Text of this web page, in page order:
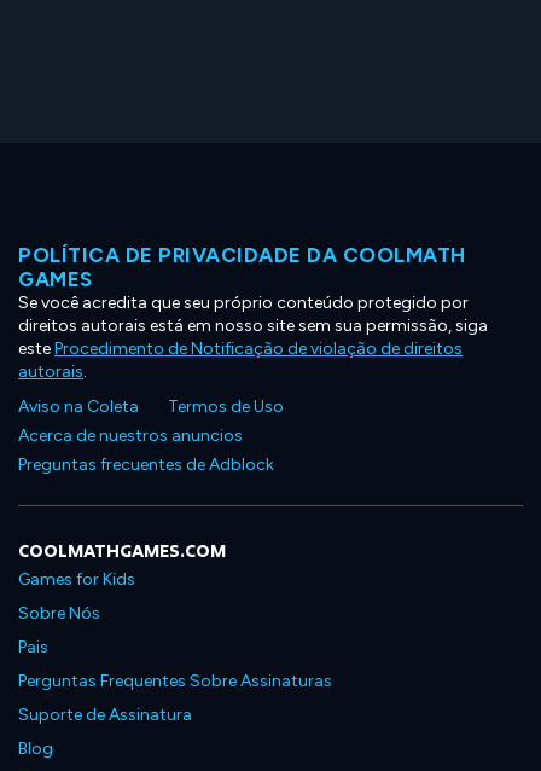
POLÍTICA DE PRIVACIDADE DA COOLMATH
GAMES
Se você acredita que seu próprio conteúdo protegido por
direitos autorais está em nosso site sem sua permissão, siga
esteProcedimento de Notificação de violação de direitos
autorais.
Aviso na Coleta
Termos de Uso
Acerca de nuestros anuncios
Preguntas frecuentes de Adblock
COOLMATHGAMES.COM
Games for Kids
Sobre Nós
Pais
Perguntas Frequentes Sobre Assinaturas
Suporte de Assinatura
Blog